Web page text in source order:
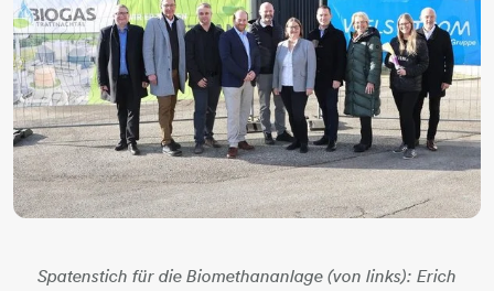
Spatenstich für die Biomethananlage (von links): Erich